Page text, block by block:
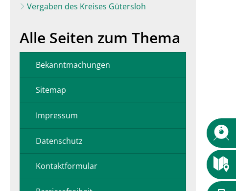
Vergaben des Kreises Gütersloh
Alle Seiten zum Thema
Bekanntmachungen
Sitemap
Impressum
Datenschutz
Kontaktformular